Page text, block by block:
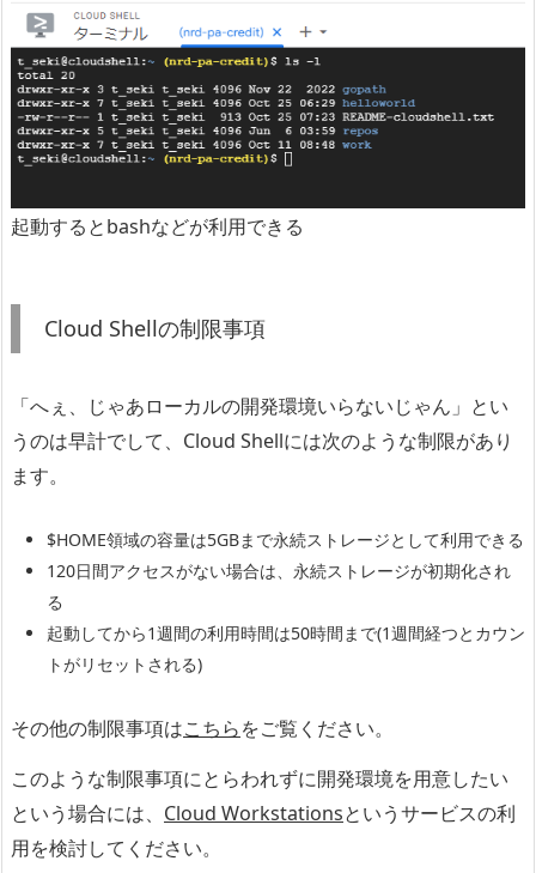
起動するとbashなどが利用できる
Cloud Shellの制限事項
「へぇ、じゃあローカルの開発環境いらないじゃん」とい
うのは早計でして、Cloud Shellには次のような制限があり
ます。
$HOME領域の容量は5GBまで永続ストレージとして利用できる
120日間アクセスがない場合は、永続ストレージが初期化され
る
起動してから1週間の利用時間は50時間まで(1週間経つとカウン
トがリセットされる)
その他の制限事項はこちらをご覧ください。
このような制限事項にとらわれずに開発環境を用意したい
という場合には、 Cloud Workstationsというサービスの利
用を検討してください。